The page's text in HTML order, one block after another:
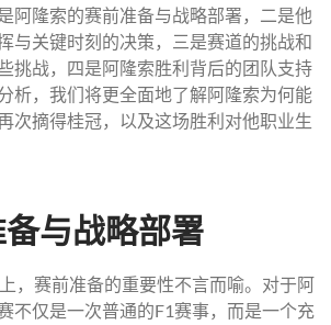
阿隆索的赛前准备与战略部署，二是他
与关键时刻的决策，三是赛道的挑战和
挑战，四是阿隆索胜利背后的团队支持
析，我们将更全面地了解阿隆索为何能
次摘得桂冠，以及这场胜利对他职业生
与战略部署
，赛前准备的重要性不言而喻。对于阿
不仅是一次普通的F1赛事，而是一个充